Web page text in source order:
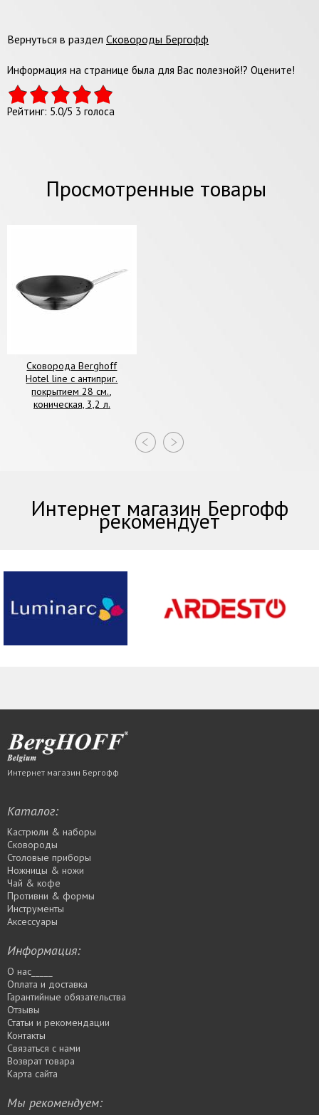
Вернуться в раздел Сковороды Бергофф
Информация на странице была для Вас полезной!? Оцените!
Рейтинг: 5.0/5 3 голоса
Просмотренные товары
Сковорода Berghoff
Hotel line с антиприг.
покрытием 28 см.,
коническая, 3,2 л.
Интернет магазин Бергофф
рекомендует
Интернет магазин Бергофф
Каталог:
Кастрюли & наборы
Сковороды
Столовые приборы
Ножницы & ножи
Чай & кофе
Противни & формы
Инструменты
Аксессуары
Информация:
О нас_____
Оплата и доставка
Гарантийные обязательства
Отзывы
Статьи и рекомендации
Контакты
Связаться с нами
Возврат товара
Карта сайта
Мы рекомендуем: